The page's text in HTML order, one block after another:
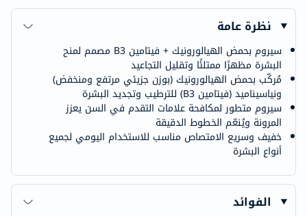
نظرة عامة
سيروم بحمض الهيالورونيك + فيتامين B3 مصمم لمنح
البشرة مظهرًا ممتلئًا وتقليل التجاعيد
مُركّب بحمض الهيالورونيك (بوزن جزيئي مرتفع ومنخفض)
ونياسيناميد (فيتامين B3) للترطيب وتجديد البشرة
سيروم متطور لمكافحة علامات التقدم في السن يعزز
المرونة ويُنعّم الخطوط الدقيقة
خفيف وسريع الامتصاص مناسب للاستخدام اليومي لجميع
أنواع البشرة
الفوائد